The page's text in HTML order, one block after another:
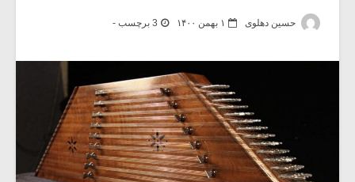
حسین دهلوی ۱ بهمن ۱۴۰۰ 3 برچسب -